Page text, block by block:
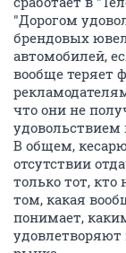
"Дорогом
брендовых
автомобилей,
вообще теряет
что они не
удовольствием
В общем, кесарю
отсутствии
только тот, кто
том, какая
понимает,
удовлетворяют